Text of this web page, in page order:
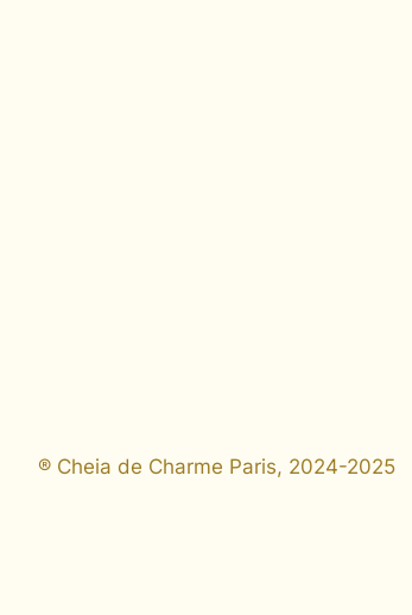
® Cheia de Charme Paris, 2024-2025